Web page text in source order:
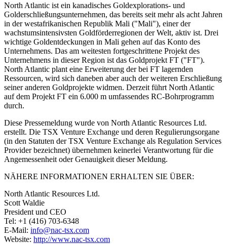
North Atlantic ist ein kanadisches Goldexplorations- und
Golderschließungsunternehmen, das bereits seit mehr als acht Jahren
in der westafrikanischen Republik Mali ("Mali"), einer der
wachstumsintensivsten Goldförderregionen der Welt, aktiv ist. Drei
wichtige Goldentdeckungen in Mali gehen auf das Konto des
Unternehmens. Das am weitesten fortgeschrittene Projekt des
Unternehmens in dieser Region ist das Goldprojekt FT ("FT").
North Atlantic plant eine Erweiterung der bei FT lagernden
Ressourcen, wird sich daneben aber auch der weiteren Erschließung
seiner anderen Goldprojekte widmen. Derzeit führt North Atlantic
auf dem Projekt FT ein 6.000 m umfassendes RC-Bohrprogramm
durch.
Diese Pressemeldung wurde von North Atlantic Resources Ltd.
erstellt. Die TSX Venture Exchange und deren Regulierungsorgane
(in den Statuten der TSX Venture Exchange als Regulation Services
Provider bezeichnet) übernehmen keinerlei Verantwortung für die
Angemessenheit oder Genauigkeit dieser Meldung.
NÄHERE INFORMATIONEN ERHALTEN SIE ÜBER:
North Atlantic Resources Ltd.
Scott Waldie
President und CEO
Tel: +1 (416) 703-6348
E-Mail: info@nac-tsx.com
Website: http://www.nac-tsx.com